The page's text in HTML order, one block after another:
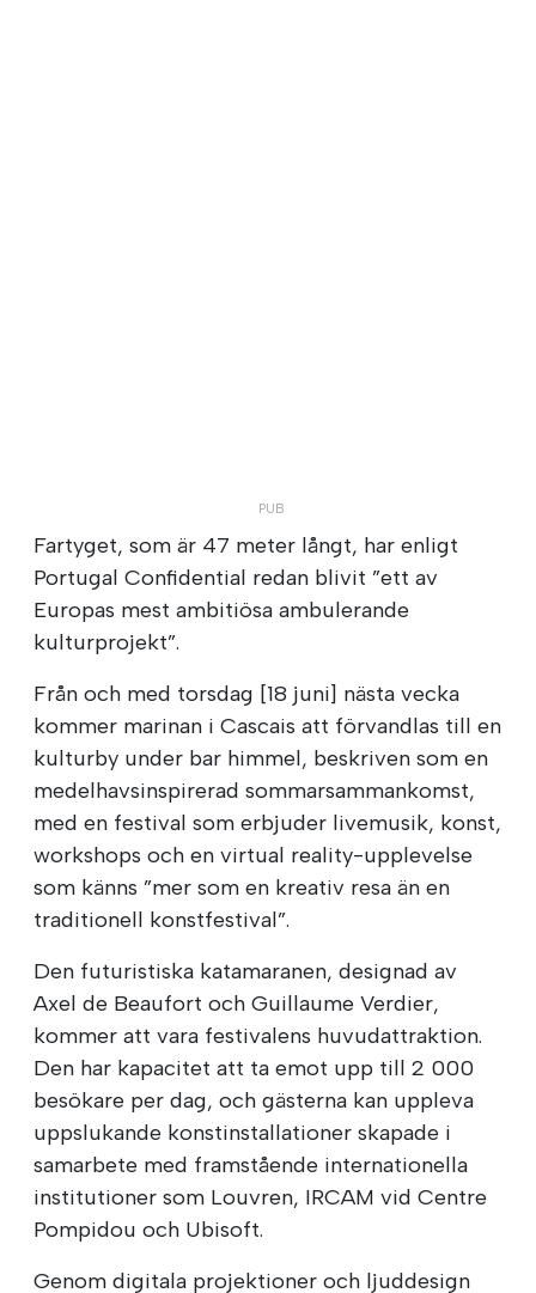
Fartyget, som är 47 meter långt, har enligt
Portugal Confidential redan blivit ”ett av
Europas mest ambitiösa ambulerande
kulturprojekt”.
Från och med torsdag [18 juni] nästa vecka
kommer marinan i Cascais att förvandlas till en
kulturby under bar himmel, beskriven som en
medelhavsinspirerad sommarsammankomst,
med en festival som erbjuder livemusik, konst,
workshops och en virtual reality-upplevelse
som känns ”mer som en kreativ resa än en
traditionell konstfestival”.
Den futuristiska katamaranen, designad av
Axel de Beaufort och Guillaume Verdier,
kommer att vara festivalens huvudattraktion.
Den har kapacitet att ta emot upp till 2 000
besökare per dag, och gästerna kan uppleva
uppslukande konstinstallationer skapade i
samarbete med framstående internationella
institutioner som Louvren, IRCAM vid Centre
Pompidou och Ubisoft.
Genom digitala projektioner och ljuddesign